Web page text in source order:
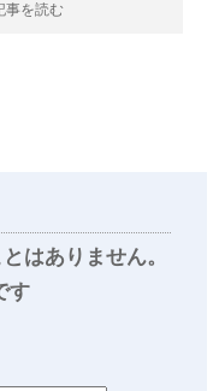
事を読む
はありません。
す